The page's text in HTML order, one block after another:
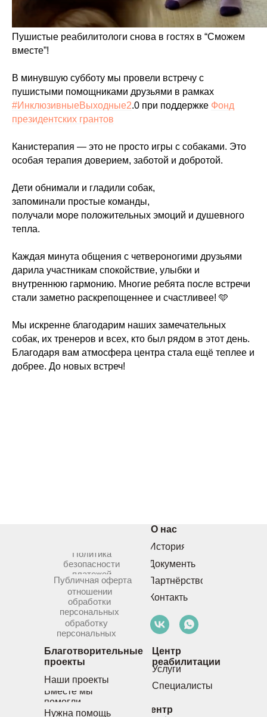
Пушистые реабилитологи снова в гостях в “Сможем
вместе”!
В минувшую субботу мы провели встречу с
пушистыми помощниками друзьями в рамках
#ИнклюзивныеВыходные2.0 при поддержке Фонд
президентских грантов
Канистерапия — это не просто игры с собаками. Это
особая терапия доверием, заботой и добротой.
Дети обнимали и гладили собак,
запоминали простые команды,
получали море положительных эмоций и душевного
тепла.
Каждая минута общения с четвероногими друзьями
дарила участникам спокойствие, улыбки и
внутреннюю гармонию. Многие ребята после встречи
стали заметно раскрепощеннее и счастливее! 🩵
Мы искренне благодарим наших замечательных
собак, их тренеров и всех, кто был рядом в этот день.
Благодаря вам атмосфера центра стала ещё теплее и
добрее. До новых встреч!
Политика в
отношении
обработки
персональных
данных
О нас
История
Документы
Партнёрство
Контакты
Центр
реабилитации
Услуги
Специалисты
Центр
Благотворительные
проекты
Наши проекты
Вместе мы
помогли
Нужна помощь
Политика
безопасности
платежей
Публичная оферта
Согласие на
обработку
персональных